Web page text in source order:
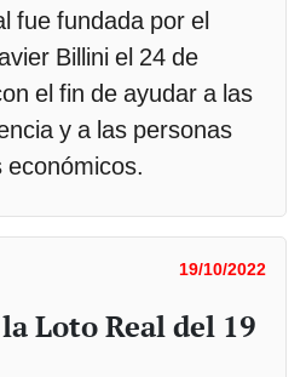
fue fundada por el
Billini el 24 de
el fin de ayudar a las
y a las personas
económicos.
19/10/2022
Loto Real del 19